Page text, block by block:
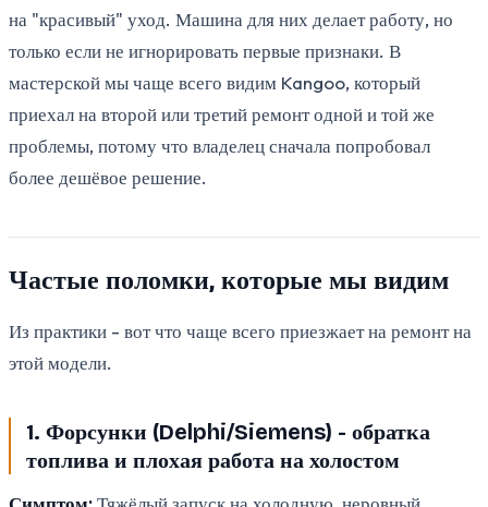
на "красивый" уход. Машина для них делает работу, но
только если не игнорировать первые признаки. В
мастерской мы чаще всего видим Kangoo, который
приехал на второй или третий ремонт одной и той же
проблемы, потому что владелец сначала попробовал
более дешёвое решение.
Частые поломки, которые мы видим
Из практики - вот что чаще всего приезжает на ремонт на
этой модели.
1. Форсунки (Delphi/Siemens) - обратка
топлива и плохая работа на холостом